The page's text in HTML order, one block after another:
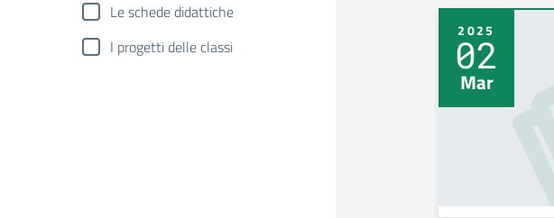
Le schede didattiche
I progetti delle classi
2025
02
Mar